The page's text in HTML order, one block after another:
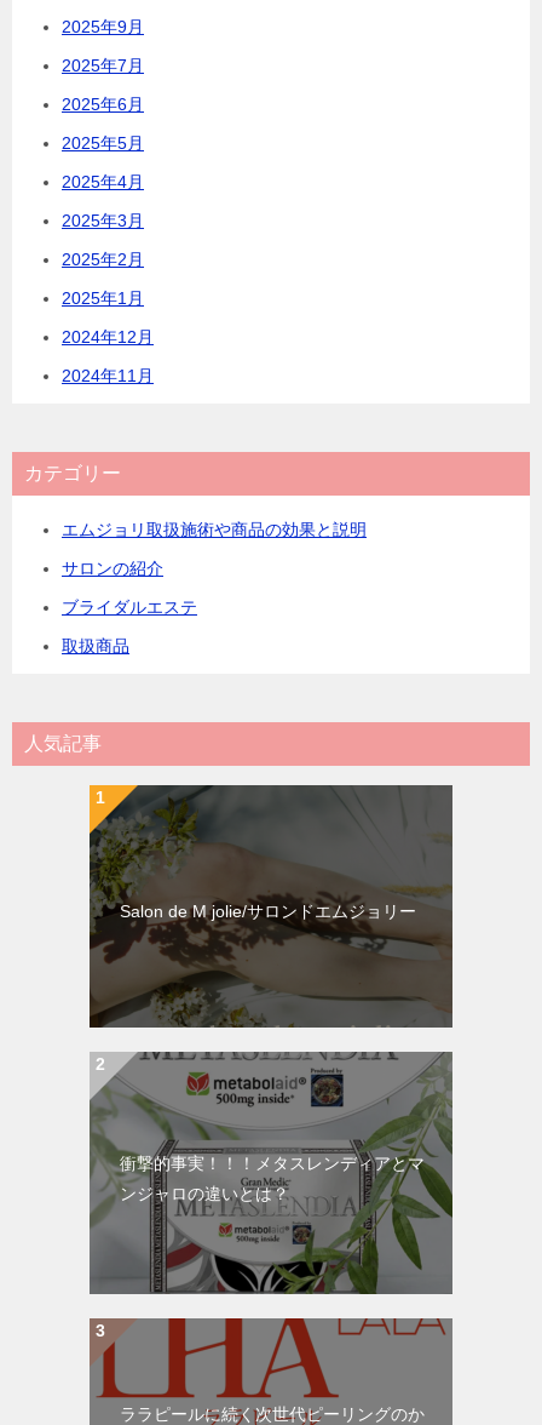
2025年9月
2025年7月
2025年6月
2025年5月
2025年4月
2025年3月
2025年2月
2025年1月
2024年12月
2024年11月
カテゴリー
エムジョリ取扱施術や商品の効果と説明
サロンの紹介
ブライダルエステ
取扱商品
人気記事
Salon de M jolie/サロンドエムジョリー
衝撃的事実！！！メタスレンディアとマ
ンジャロの違いとは？
ララピールに続く次世代ピーリングのか